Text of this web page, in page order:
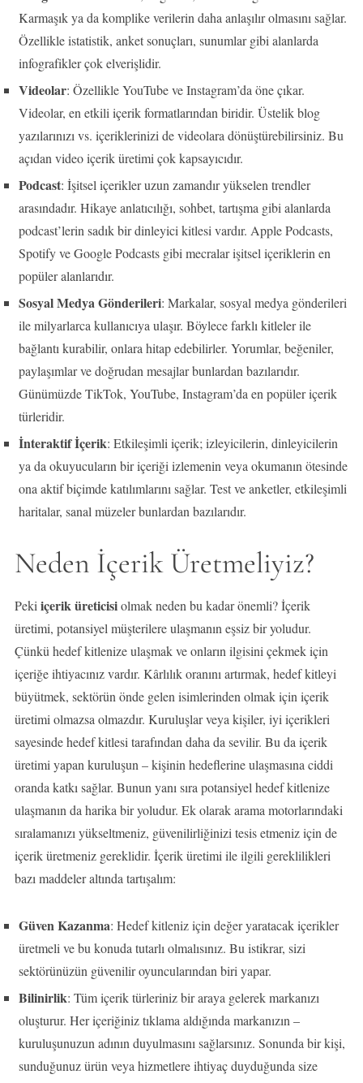
Karmaşık ya da komplike verilerin daha anlaşılır olmasını sağlar.
Özellikle istatistik, anket sonuçları, sunumlar gibi alanlarda
infografikler çok elverişlidir.
Videolar: Özellikle YouTube ve Instagram’da öne çıkar.
Videolar, en etkili içerik formatlarından biridir. Üstelik blog
yazılarınızı vs. içeriklerinizi de videolara dönüştürebilirsiniz. Bu
açıdan video içerik üretimi çok kapsayıcıdır.
Podcast: İşitsel içerikler uzun zamandır yükselen trendler
arasındadır. Hikaye anlatıcılığı, sohbet, tartışma gibi alanlarda
podcast’lerin sadık bir dinleyici kitlesi vardır. Apple Podcasts,
Spotify ve Google Podcasts gibi mecralar işitsel içeriklerin en
popüler alanlarıdır.
Sosyal Medya Gönderileri: Markalar, sosyal medya gönderileri
ile milyarlarca kullanıcıya ulaşır. Böylece farklı kitleler ile
bağlantı kurabilir, onlara hitap edebilirler. Yorumlar, beğeniler,
paylaşımlar ve doğrudan mesajlar bunlardan bazılarıdır.
Günümüzde TikTok, YouTube, Instagram’da en popüler içerik
türleridir.
İnteraktif İçerik: Etkileşimli içerik; izleyicilerin, dinleyicilerin
ya da okuyucuların bir içeriği izlemenin veya okumanın ötesinde
ona aktif biçimde katılımlarını sağlar. Test ve anketler, etkileşimli
haritalar, sanal müzeler bunlardan bazılarıdır.
Neden İçerik Üretmeliyiz?
Pekiiçerik üreticisiolmak neden bu kadar önemli? İçerik
üretimi, potansiyel müşterilere ulaşmanın eşsiz bir yoludur.
Çünkü hedef kitlenize ulaşmak ve onların ilgisini çekmek için
içeriğe ihtiyacınız vardır. Kârlılık oranını artırmak, hedef kitleyi
büyütmek, sektörün önde gelen isimlerinden olmak için içerik
üretimi olmazsa olmazdır. Kuruluşlar veya kişiler, iyi içerikleri
sayesinde hedef kitlesi tarafından daha da sevilir. Bu da içerik
üretimi yapan kuruluşun – kişinin hedeflerine ulaşmasına ciddi
oranda katkı sağlar. Bunun yanı sıra potansiyel hedef kitlenize
ulaşmanın da harika bir yoludur. Ek olarak arama motorlarındaki
sıralamanızı yükseltmeniz, güvenilirliğinizi tesis etmeniz için de
içerik üretmeniz gereklidir. İçerik üretimi ile ilgili gereklilikleri
bazı maddeler altında tartışalım:
Güven Kazanma: Hedef kitleniz için değer yaratacak içerikler
üretmeli ve bu konuda tutarlı olmalısınız. Bu istikrar, sizi
sektörünüzün güvenilir oyuncularından biri yapar.
Bilinirlik: Tüm içerik türleriniz bir araya gelerek markanızı
oluşturur. Her içeriğiniz tıklama aldığında markanızın –
kuruluşunuzun adının duyulmasını sağlarsınız. Sonunda bir kişi,
sunduğunuz ürün veya hizmetlere ihtiyaç duyduğunda size